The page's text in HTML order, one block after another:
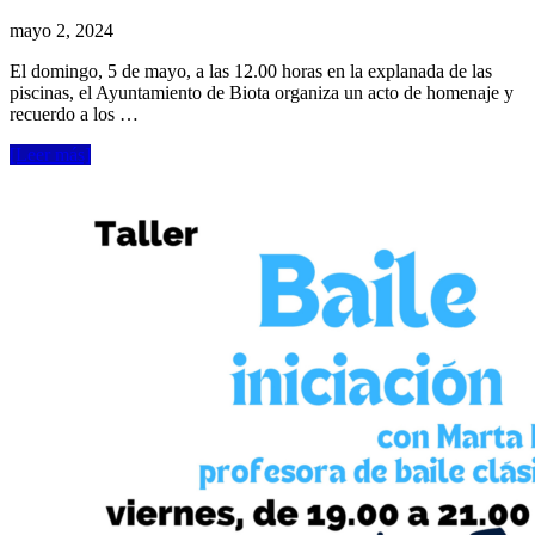
mayo 2, 2024
El domingo, 5 de mayo, a las 12.00 horas en la explanada de las
piscinas, el Ayuntamiento de Biota organiza un acto de homenaje y
recuerdo a los …
[Leer más]